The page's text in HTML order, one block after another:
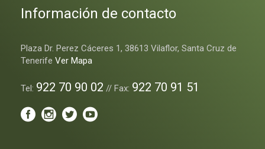
Información de contacto
Plaza Dr. Perez Cáceres 1, 38613 Vilaflor, Santa Cruz de
Tenerife Ver Mapa
Tel: 922 70 90 02 // Fax: 922 70 91 51